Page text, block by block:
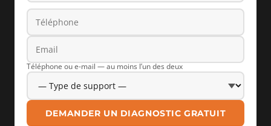
Téléphone ou e-mail — au moins l’un des deux
DEMANDER UN DIAGNOSTIC GRATUIT